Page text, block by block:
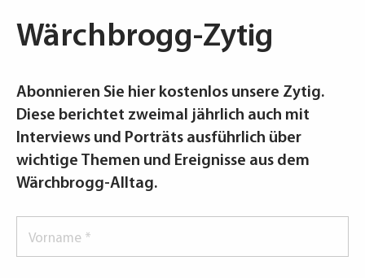
Wärchbrogg-Zytig
Abonnieren Sie hier kostenlos unsere Zytig.
Diese berichtet zweimal jährlich auch mit
Interviews und Porträts ausführlich über
wichtige Themen und Ereignisse aus dem
Wärchbrogg-Alltag.